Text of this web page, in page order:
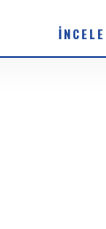
İNCELE